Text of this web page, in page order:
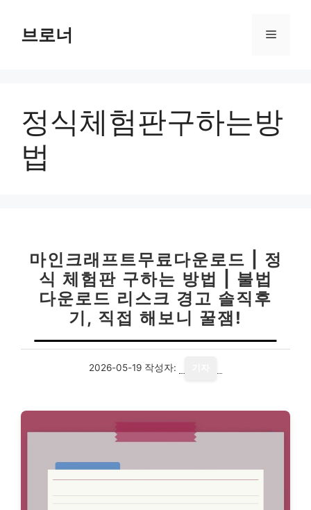
브로너 메
정식체험판구하는방
법
마인크래프트무료다운로드 | 정
식 체험판 구하는 방법 | 불법
다운로드 리스크 경고 솔직후
기, 직접 해보니 꿀잼!
2026-05-19 작성자: